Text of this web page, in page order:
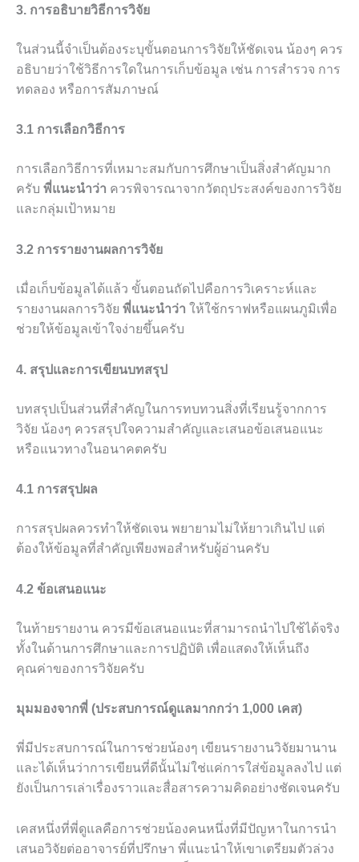
3. การอธิบายวิธีการวิจัย
ในส่วนนี้จำเป็นต้องระบุขั้นตอนการวิจัยให้ชัดเจน น้องๆ ควร
อธิบายว่าใช้วิธีการใดในการเก็บข้อมูล เช่น การสำรวจ การ
ทดลอง หรือการสัมภาษณ์
3.1 การเลือกวิธีการ
การเลือกวิธีการที่เหมาะสมกับการศึกษาเป็นสิ่งสำคัญมาก
ครับ พี่แนะนำว่า ควรพิจารณาจากวัตถุประสงค์ของการวิจัย
และกลุ่มเป้าหมาย
3.2 การรายงานผลการวิจัย
เมื่อเก็บข้อมูลได้แล้ว ขั้นตอนถัดไปคือการวิเคราะห์และ
รายงานผลการวิจัย พี่แนะนำว่า ให้ใช้กราฟหรือแผนภูมิเพื่อ
ช่วยให้ข้อมูลเข้าใจง่ายขึ้นครับ
4. สรุปและการเขียนบทสรุป
บทสรุปเป็นส่วนที่สำคัญในการทบทวนสิ่งที่เรียนรู้จากการ
วิจัย น้องๆ ควรสรุปใจความสำคัญและเสนอข้อเสนอแนะ
หรือแนวทางในอนาคตครับ
4.1 การสรุปผล
การสรุปผลควรทำให้ชัดเจน พยายามไม่ให้ยาวเกินไป แต่
ต้องให้ข้อมูลที่สำคัญเพียงพอสำหรับผู้อ่านครับ
4.2 ข้อเสนอแนะ
ในท้ายรายงาน ควรมีข้อเสนอแนะที่สามารถนำไปใช้ได้จริง
ทั้งในด้านการศึกษาและการปฏิบัติ เพื่อแสดงให้เห็นถึง
คุณค่าของการวิจัยครับ
มุมมองจากพี่ (ประสบการณ์ดูแลมากกว่า 1,000 เคส)
พี่มีประสบการณ์ในการช่วยน้องๆ เขียนรายงานวิจัยมานาน
และได้เห็นว่าการเขียนที่ดีนั้นไม่ใช่แค่การใส่ข้อมูลลงไป แต่
ยังเป็นการเล่าเรื่องราวและสื่อสารความคิดอย่างชัดเจนครับ
เคสหนึ่งที่พี่ดูแลคือการช่วยน้องคนหนึ่งที่มีปัญหาในการนำ
เสนอวิจัยต่ออาจารย์ที่ปรึกษา พี่แนะนำให้เขาเตรียมตัวล่วง